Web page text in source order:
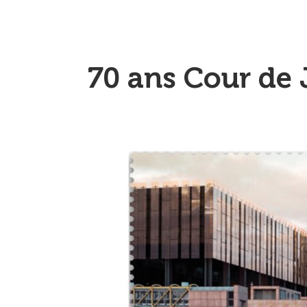
70 ans Cour de